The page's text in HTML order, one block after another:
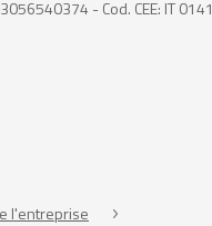
- Cod. CEE: IT
l'entreprise